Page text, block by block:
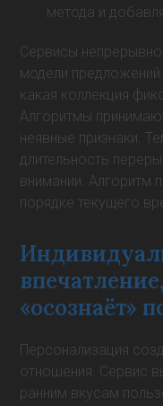
метода и
Сервисы
модели
какая коллекция
Алгоритмы
неявные признаки.
длительность
внимании. Алгоритм
порядке текущего
«осознаёт»
Персонализация
отношения. Сервис
ранним вкусам